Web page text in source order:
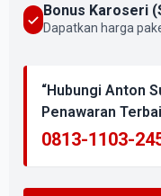
Bonus Karoseri
Dapatkan harga
“Hubungi Anton
Penawaran
0813-1103-